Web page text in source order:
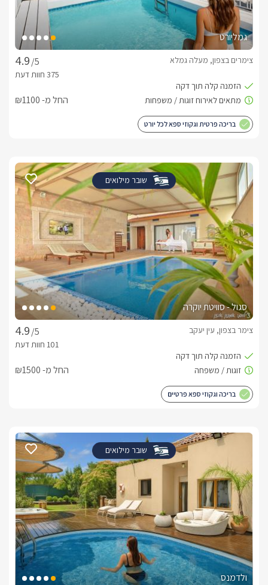
גמליורט
/5
צימרים בצפון, מעלה גמלא
החל מ- ₪1100
בריכה פרטית וגקוזי ספא לכל יורט
שובר מילואים
סגול - סוויטת יוקרה
/5
צימר בצפון, עין יעקב
החל מ- ₪1500
בריכה וגקוזי ספא פרטיים
שובר מילואים
ולדמנס